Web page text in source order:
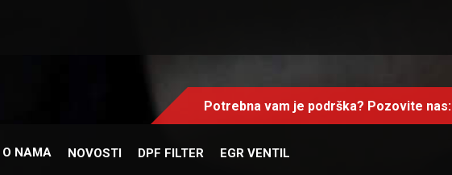
Potrebna vam je podrška? Pozovite nas:
O NAMA NOVOSTI DPF FILTER EGR VENTIL